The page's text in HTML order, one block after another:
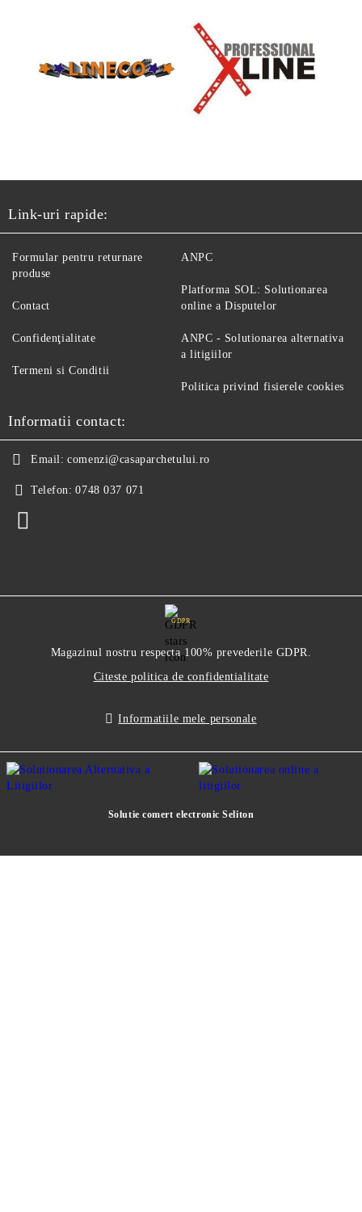
Link-uri rapide:
Formular pentru returnare
produse
Contact
Confidenţialitate
Termeni si Conditii
ANPC
Platforma SOL: Solutionarea
online a Disputelor
ANPC - Solutionarea alternativa
a litigiilor
Politica privind fisierele cookies
Informatii contact:
Email: comenzi@casaparchetului.ro
Telefon: 0748 037 071
GDPR
Magazinul nostru respecta 100% prevederile GDPR.
Citeste politica de confidentialitate
Informatiile mele personale
Solutie comert electronic Seliton